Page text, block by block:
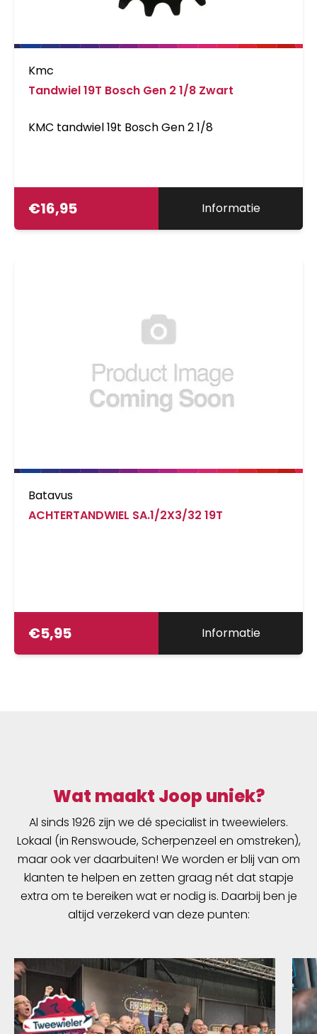
Kmc
Tandwiel 19T Bosch Gen 2 1/8 Zwart
KMC tandwiel 19t Bosch Gen 2 1/8
€16,95 Informatie
Batavus
ACHTERTANDWIEL SA.1/2X3/32 19T
€5,95 Informatie
Wat maakt Joop uniek?
Al sinds 1926 zijn we dé specialist in tweewielers.
Lokaal (in Renswoude, Scherpenzeel en omstreken),
maar ook ver daarbuiten! We worden er blij van om
klanten te helpen en zetten graag nét dat stapje
extra om te bereiken wat er nodig is. Daarbij ben je
altijd verzekerd van deze punten: